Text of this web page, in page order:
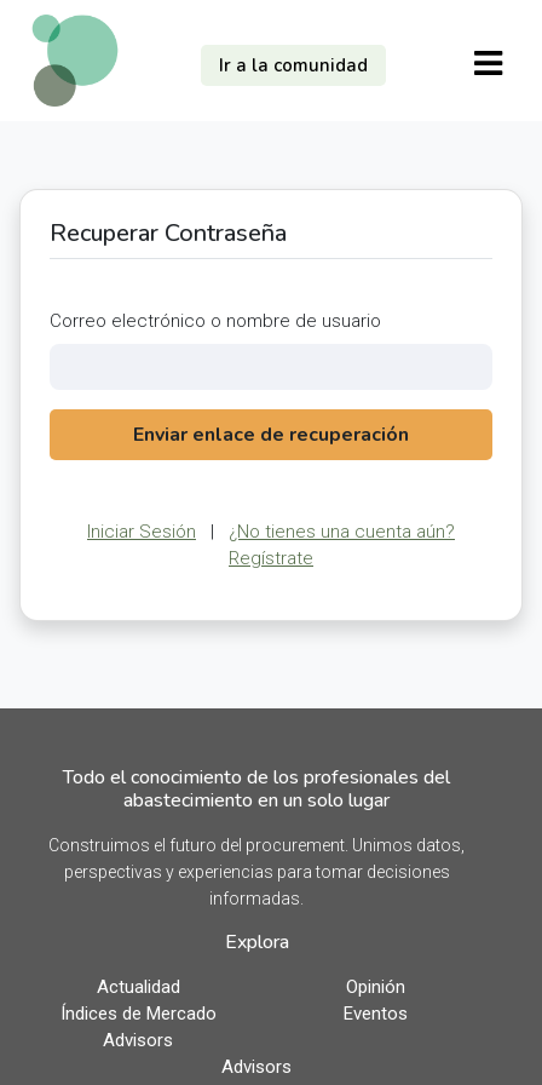
Ir a la comunidad
Recuperar Contraseña
Correo electrónico o nombre de usuario
Enviar enlace de recuperación
Iniciar Sesión | ¿No tienes una cuenta aún?
Regístrate
Todo el conocimiento de los profesionales del
abastecimiento en un solo lugar
Construimos el futuro del procurement. Unimos datos,
perspectivas y experiencias para tomar decisiones
informadas.
Explora
Actualidad
Opinión
Índices de Mercado
Eventos
Advisors
Advisors